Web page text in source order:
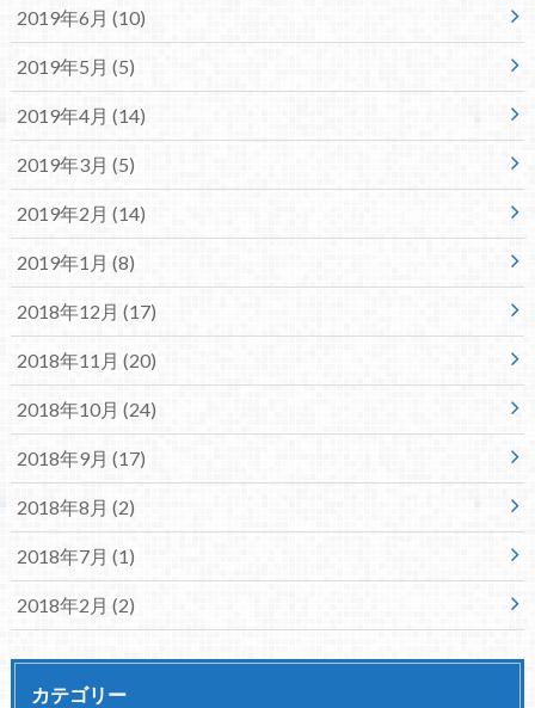
2019年6月 (10)
2019年5月 (5)
2019年4月 (14)
2019年3月 (5)
2019年2月 (14)
2019年1月 (8)
2018年12月 (17)
2018年11月 (20)
2018年10月 (24)
2018年9月 (17)
2018年8月 (2)
2018年7月 (1)
2018年2月 (2)
カテゴリー